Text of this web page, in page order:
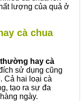
lượng của quả ở
cà chua
hay cà
sử dụng cũng
Cả hai loại cà
tạo ra sự đa
ngày.